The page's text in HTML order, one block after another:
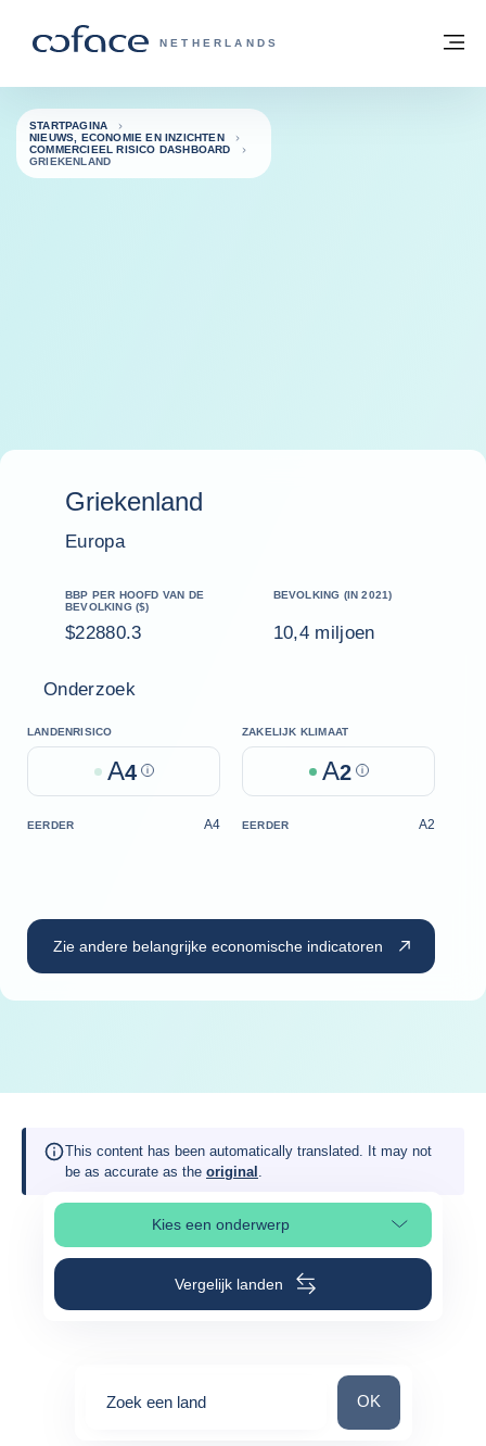
COFACE, FOR TRADE - GROEP
NETHERLANDS
Terug naar startpagina
STARTPAGINA
NIEUWS, ECONOMIE EN INZICHTEN
COMMERCIEEL RISICO DASHBOARD
GRIEKENLAND
Griekenland
Europa
BBP PER HOOFD VAN DE
BEVOLKING ($)
$22880.3
BEVOLKING (IN 2021)
10,4 miljoen
Onderzoek
LANDENRISICO
A4 Help
ZAKELIJK KLIMAAT
A2 Help
EERDER A4 EERDER A2
Zie andere belangrijke economische indicatoren
This content has been automatically translated. It may not
be as accurate as the original .
Kies een onderwerp
Selecteer paginasectie
Vergelijk landen
Zoek een land Zoek een land
OK